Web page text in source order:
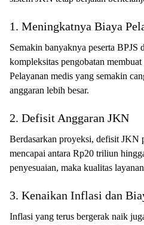
1. Meningkatnya Biaya
Semakin banyaknya peserta BPJS
kompleksitas pengobatan
Pelayanan medis yang semakin
anggaran lebih besar.
2. Defisit Anggaran JKN
Berdasarkan proyeksi, defisit JKN
mencapai antara Rp20 triliun
penyesuaian, maka kualitas
3. Kenaikan Inflasi dan
Inflasi yang terus bergerak naik